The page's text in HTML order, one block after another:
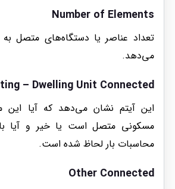
Number of Elements
تعداد عناصر یا دستگاه‌های متصل به
می‌دهد.
– Dwelling Unit Connected
این آیتم نشان می‌دهد که آیا این
مسکونی متصل است یا خیر و آیا
محاسبات بار لحاظ شده است.
Other Connected